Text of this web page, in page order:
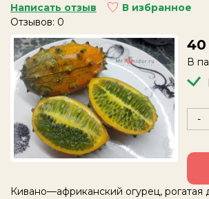
Отзывов: 0
Написать отзыв В избранное
40
В
-
Кивано—африканский огурец, рогатая